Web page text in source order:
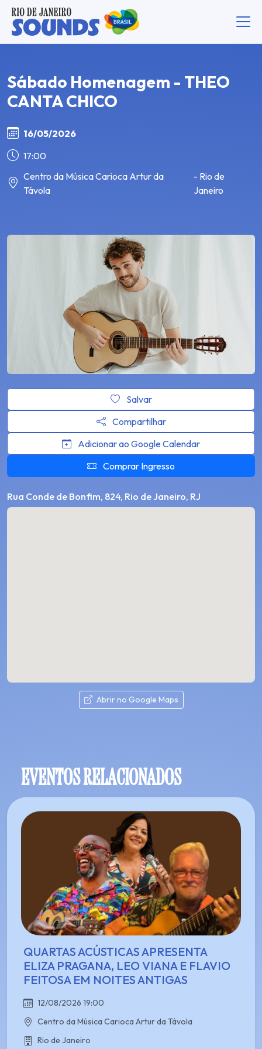
Sábado Homenagem - THEO
CANTA CHICO
16/05/2026
17:00
Centro da Música Carioca Artur da
Távola
- Rio de
Janeiro
Salvar
Compartilhar
Adicionar ao Google Calendar
Comprar Ingresso
Rua Conde de Bonfim, 824, Rio de Janeiro, RJ
Abrir no Google Maps
EVENTOS RELACIONADOS
QUARTAS ACÚSTICAS APRESENTA
ELIZA PRAGANA, LEO VIANA E FLAVIO
FEITOSA EM NOITES ANTIGAS
12/08/2026 19:00
Centro da Música Carioca Artur da Távola
Rio de Janeiro